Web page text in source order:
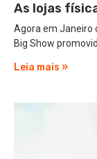
As lojas
Agora em Janeiro
Big Show
Leia mais »